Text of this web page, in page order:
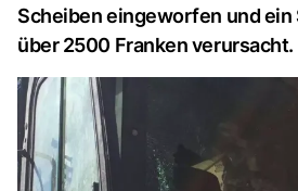
Scheiben eingeworfen und ein
über 2500 Franken verursacht.